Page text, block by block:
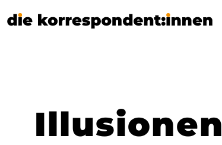
Illusionen